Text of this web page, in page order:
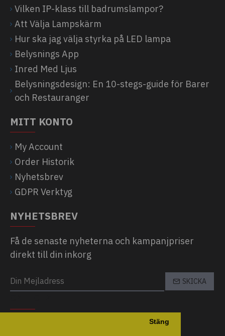
Stäng
Vilken IP-klass till badrumslampor?
Att Välja Lampskärm
Hur ska jag välja styrka på LED lampa
Belysnings App
Inred Med Ljus
Belysningsdesign: En 10-stegs-guide för Barer
och Restauranger
MITT KONTO
My Account
Order Historik
Nyhetsbrev
GDPR Verktyg
NYHETSBREV
Få de senaste nyheterna och kampanjpriser
direkt till din inkorg
SKICKA